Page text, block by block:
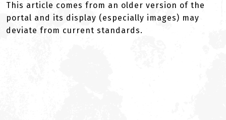
This article comes from an older version of the
portal and its display (especially images) may
deviate from current standards.